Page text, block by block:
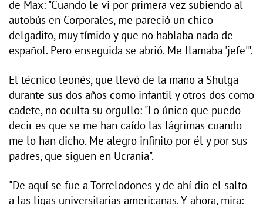
de Max: "Cuando le vi por primera vez subiendo al
autobús en Corporales, me pareció un chico
delgadito, muy tímido y que no hablaba nada de
español. Pero enseguida se abrió. Me llamaba 'jefe'".
El técnico leonés, que llevó de la mano a Shulga
durante sus dos años como infantil y otros dos como
cadete, no oculta su orgullo: "Lo único que puedo
decir es que se me han caído las lágrimas cuando
me lo han dicho. Me alegro infinito por él y por sus
padres, que siguen en Ucrania".
"De aquí se fue a Torrelodones y de ahí dio el salto
a las ligas universitarias americanas. Y ahora, mira: